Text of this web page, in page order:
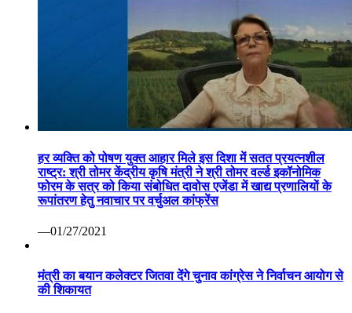
हर व्यक्ति को पोषण युक्त आहार मिले इस दिशा में सतत प्रयत्नशील
राष्ट्र: श्री तोमर केंद्रीय कृषि मंत्री ने श्री तोमर वर्ल्ड इकॉनोमिक
फोरम के सत्र को किया संबोधित दावोस एजेंडा में खाद्य प्रणालियों के
रूपांतरण हेतु नवाचार पर वर्चुअल कांफ्रेंस
—01/27/2021
मंत्री का बयान कलेक्टर जितवा देंगे चुनाव कांग्रेस ने निर्वाचन आयोग से
की शिकायत